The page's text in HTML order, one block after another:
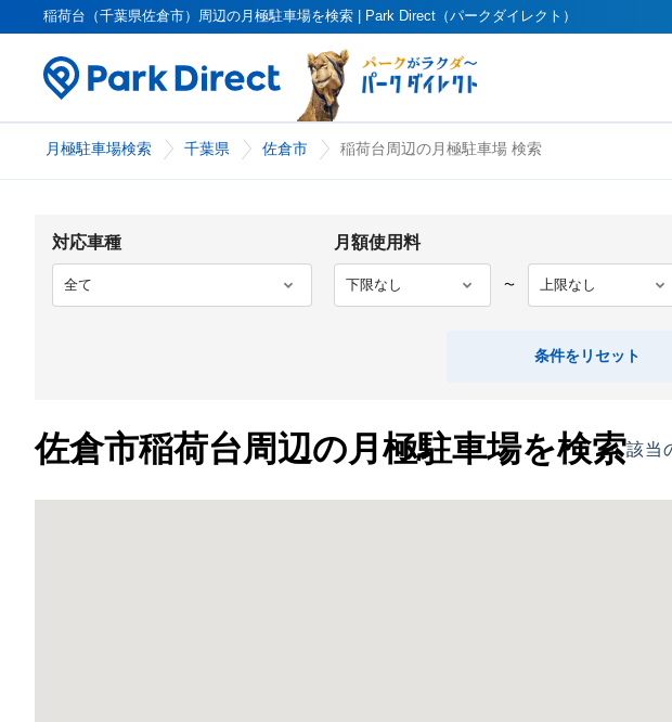
稲荷台（千葉県佐倉市）周辺の月極駐車場を検索 | Park Direct（パークダイレクト）
月極駐車場検索 千葉県 佐倉市 稲荷台周辺の月極駐車場 検索
対応車種 月額使用料
〜
条件をリセット
佐倉市稲荷台周辺の月極駐車場を検索該当